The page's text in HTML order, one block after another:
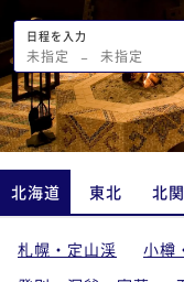
日程を入力
未指定 − 未指定
北海道 東北 北
札幌・定山渓
小樽